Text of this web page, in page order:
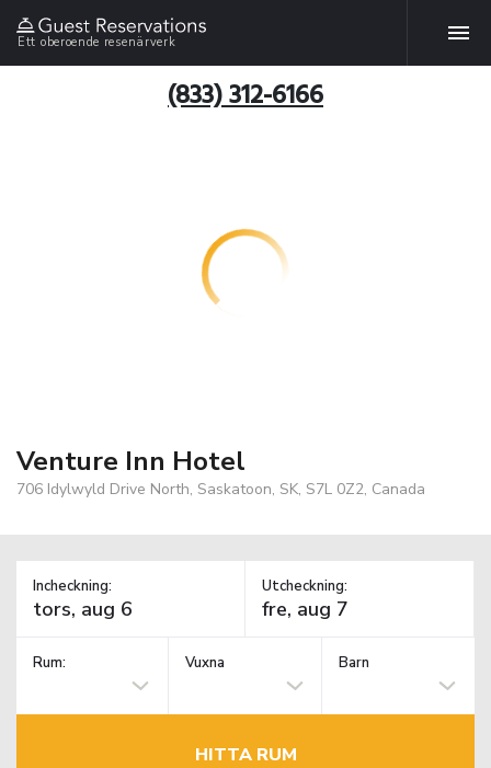
Ett oberoende resenärverk
(833) 312-6166
Venture Inn Hotel
706 Idylwyld Drive North, Saskatoon, SK, S7L 0Z2, Canada
Incheckning: Utcheckning:
Rum: Vuxna Barn
HITTA RUM